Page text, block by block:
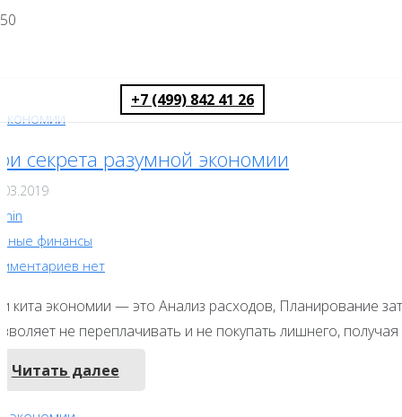
+7 (499) 842 41 26
секрета разумной экономии
финансы
нет
кита экономии — это Анализ расходов, Планирование
не переплачивать и не покупать лишнего,
Читать далее